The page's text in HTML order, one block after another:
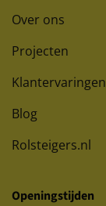
Over ons
Projecten
Klantervaringen
Blog
Rolsteigers.nl
Openingstijden